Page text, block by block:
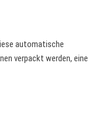
automatische
verpackt werden, eine